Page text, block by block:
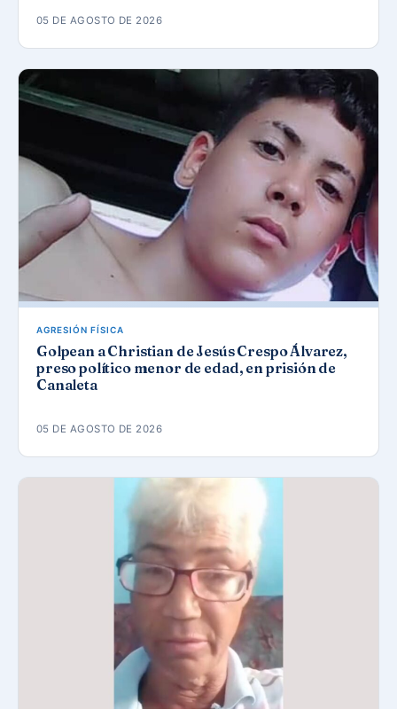
05 DE AGOSTO DE 2026
AGRESIÓN FÍSICA
Golpean a Christian de Jesús Crespo Álvarez,
preso político menor de edad, en prisión de
Canaleta
05 DE AGOSTO DE 2026